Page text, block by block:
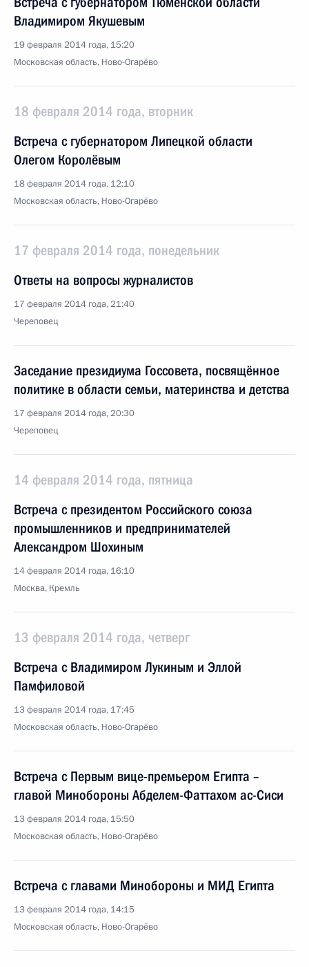
Владимиром Якушевым
19 февраля 2014 года, 15:20
Московская область, Ново-Огарёво
18 февраля 2014 года, вторник
Встреча с губернатором Липецкой области
Олегом Королёвым
18 февраля 2014 года, 12:10
Московская область, Ново-Огарёво
17 февраля 2014 года, понедельник
Ответы на вопросы журналистов
17 февраля 2014 года, 21:40
Череповец
Заседание президиума Госсовета, посвящённое
политике в области семьи, материнства и детства
17 февраля 2014 года, 20:30
Череповец
14 февраля 2014 года, пятница
Встреча с президентом Российского союза
промышленников и предпринимателей
Александром Шохиным
14 февраля 2014 года, 16:10
Москва, Кремль
13 февраля 2014 года, четверг
Встреча с Владимиром Лукиным и Эллой
Памфиловой
13 февраля 2014 года, 17:45
Московская область, Ново-Огарёво
Встреча с Первым вице-премьером Египта –
главой Минобороны Абделем-Фаттахом ас-Сиси
13 февраля 2014 года, 15:50
Московская область, Ново-Огарёво
Встреча с главами Минобороны и МИД Египта
13 февраля 2014 года, 14:15
Московская область, Ново-Огарёво